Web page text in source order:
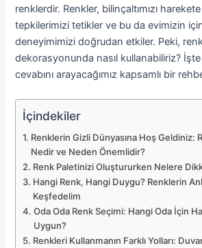
renklerdir. Renkler, bilinçaltımızı
tepkilerimizi tetikler ve bu da evimizin
deneyimimizi doğrudan etkiler. Peki,
dekorasyonunda nasıl kullanabiliriz?
cevabını arayacağımız kapsamlı bir
İçindekiler
Renklerin Gizli Dünyasına Hoş Geldiniz:
Nedir ve Neden Önemlidir?
Renk Paletinizi Oluştururken Nelere
Hangi Renk, Hangi Duygu? Renklerin
Keşfedelim
Oda Oda Renk Seçimi: Hangi Oda İçin
Uygun?
Renkleri Kullanmanın Farklı Yolları: